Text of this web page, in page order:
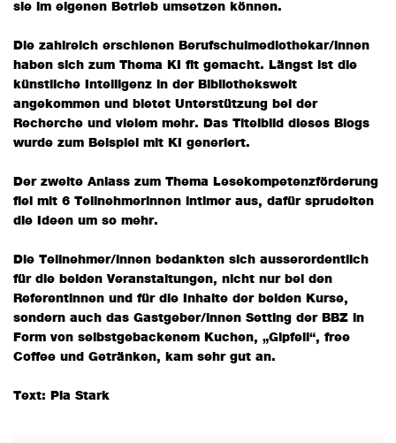
sie im eigenen Betrieb umsetzen können.
Die zahlreich erschienen Berufschulmediothekar/innen
haben sich zum Thema KI fit gemacht. Längst ist die
künstliche Intelligenz in der Bibliothekswelt
angekommen und bietet Unterstützung bei der
Recherche und vielem mehr. Das Titelbild dieses Blogs
wurde zum Beispiel mit KI generiert.
Der zweite Anlass zum Thema Lesekompetenzförderung
fiel mit 6 Teilnehmerinnen intimer aus, dafür sprudelten
die Ideen um so mehr.
Die Teilnehmer/innen bedankten sich ausserordentlich
für die beiden Veranstaltungen, nicht nur bei den
Referentinnen und für die Inhalte der beiden Kurse,
sondern auch das Gastgeber/innen Setting der BBZ in
Form von selbstgebackenem Kuchen, „Gipfeli“, free
Coffee und Getränken, kam sehr gut an.
Text: Pia Stark